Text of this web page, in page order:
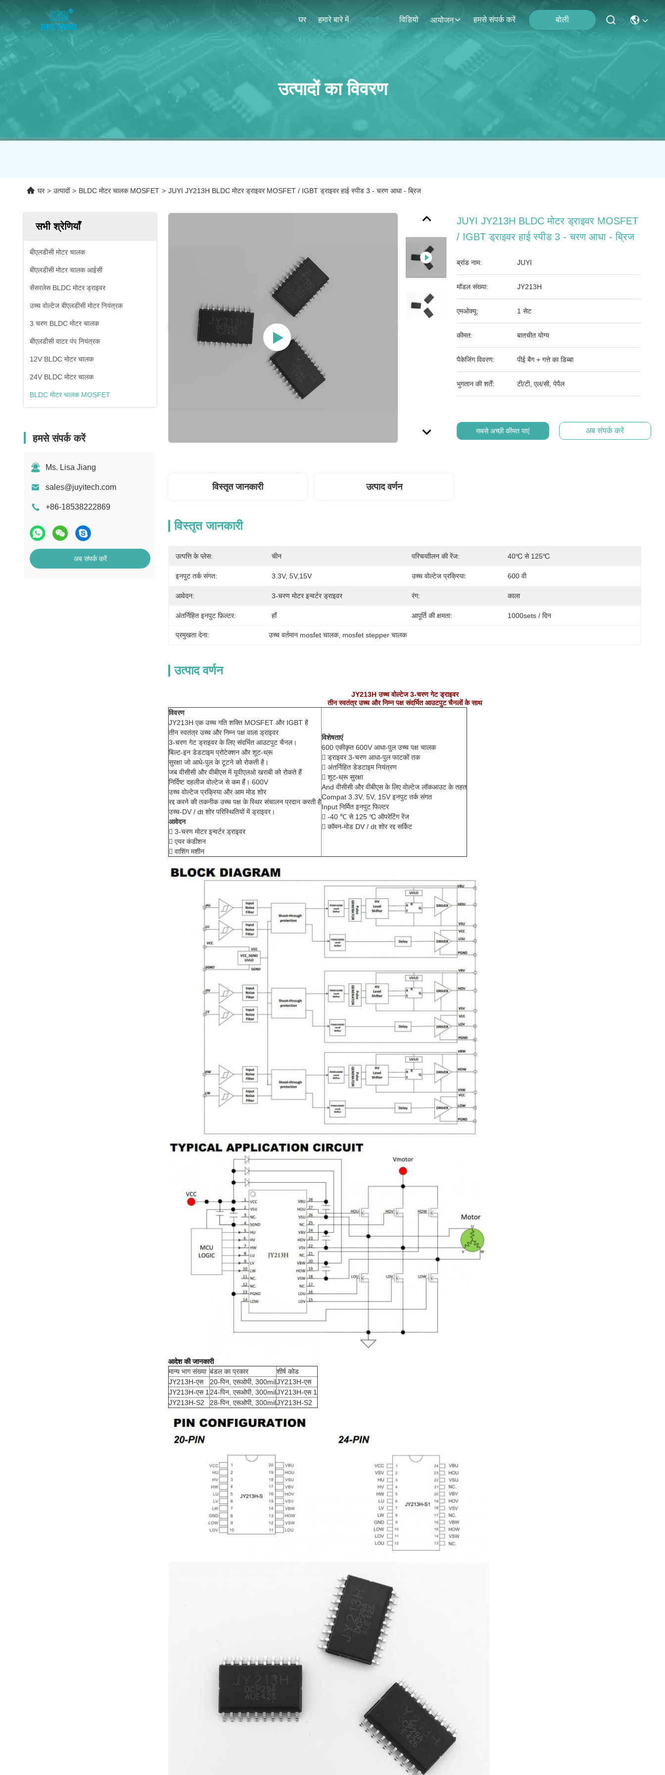
घर हमारे बारे में उत्पादों विडियो आयोजन हमसे संपर्क करें बोली
उत्पादों का विवरण
घर > उत्पादों > BLDC मोटर चालक MOSFET > JUYI JY213H BLDC मोटर ड्राइवर MOSFET / IGBT ड्राइवर हाई स्पीड 3 - चरण आधा - ब्रिज
सभी श्रेणियाँ
बीएलडीसी मोटर चालक
बीएलडीसी मोटर चालक आईसी
सेंसरलेस BLDC मोटर ड्राइवर
उच्च वोल्टेज बीएलडीसी मोटर नियंत्रक
3 चरण BLDC मोटर चालक
बीएलडीसी वाटर पंप नियंत्रक
12V BLDC मोटर चालक
24V BLDC मोटर चालक
BLDC मोटर चालक MOSFET
हमसे संपर्क करें
Ms. Lisa Jiang
sales@juyitech.com
+86-18538222869
अब संपर्क करें
JUYI JY213H BLDC मोटर ड्राइवर MOSFET
/ IGBT ड्राइवर हाई स्पीड 3 - चरण आधा - ब्रिज
ब्रांड नाम: JUYI
मॉडल संख्या: JY213H
एमओक्यू: 1 सेट
कीमत: बातचीत योग्य
पैकेजिंग विवरण: पीई बैग + गत्ते का डिब्बा
भुगतान की शर्तें: टी/टी, एल/सी, पेपैल
सबसे अच्छी कीमत पाएं अब संपर्क करें
विस्तृत जानकारी उत्पाद वर्णन
विस्तृत जानकारी
उत्पत्ति के प्लेस: चीन परिचयाीलन की रेंज: 40℃ से 125℃
इनपुट तर्क संगत: 3.3V, 5V,15V उच्च वोल्टेज प्रक्रिया: 600 वी
आवेदन: 3-चरण मोटर इन्वर्टर ड्राइवर रंग: काला
अंतर्निहित इनपुट फ़िल्टर: हाँ आपूर्ति की क्षमता: 1000sets / दिन
प्रमुखता देना: उच्च वर्तमान mosfet चालक, mosfet stepper चालक
उत्पाद वर्णन
JY213H उच्च वोल्टेज 3-चरण गेट ड्राइवर
तीन स्वतंत्र उच्च और निम्न पक्ष संदर्भित आउटपुट चैनलों के साथ
विवरण
JY213H एक उच्च गति शक्ति MOSFET और IGBT है
तीन स्वतंत्र उच्च और निम्न पक्ष वाला ड्राइवर
3-चरण गेट ड्राइवर के लिए संदर्भित आउटपुट चैनल।
बिल्ट-इन डेडटाइम प्रोटेक्शन और शूट-थ्रू
सुरक्षा जो आधे-पुल के टूटने को रोकती है।
जब वीसीसी और वीबीएस में यूवीएलओ खराबी को रोकते हैं
निर्दिष्ट दहलीज वोल्टेज से कम हैं। 600V
उच्च वोल्टेज प्रक्रिया और आम मोड शोर
रद्द करने की तकनीक उच्च पक्ष के स्थिर संचालन प्रदान करती है
उच्च-DV / dt शोर परिस्थितियों में ड्राइवर।
आवेदन
 3-चरण मोटर इन्वर्टर ड्राइवर
 एयर कंडीशन
 वाशिंग मशीन
विशेषताएं
600 एकीकृत 600V आधा-पुल उच्च पक्ष चालक
 ड्राइवर 3-चरण आधा-पुल फाटकों तक
 अंतर्निहित डेडटाइम नियंत्रण
 शूट-थ्रू सुरक्षा
And वीसीसी और वीबीएस के लिए वोल्टेज लॉकआउट के तहत
Compat 3.3V, 5V, 15V इनपुट तर्क संगत
Input निर्मित इनपुट फिल्टर
 -40 ℃ से 125 ℃ ऑपरेटिंग रेंज
 कॉमन-मोड DV / dt शोर रद्द सर्किट
आदेश की जानकारी
मान्य भाग संख्या बंडल का प्रकार
शीर्ष कोड
JY213H-एस
20-पिन, एसओपी, 300milJY213H-एस
JY213H-एस 1 24-पिन, एसओपी, 300milJY213H-एस 1
JY213H-S2
28-पिन, एसओपी, 300milJY213H-S2